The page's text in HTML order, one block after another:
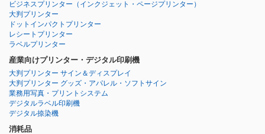
ビジネスプリンター （インクジェット・ページプリンター）
大判プリンター
ドットインパクトプリンター
レシートプリンター
ラベルプリンター
産業向けプリンター・デジタル印刷機
大判プリンター サイン＆ディスプレイ
大判プリンター グッズ・アパレル・ソフトサイン
業務用写真・プリントシステム
デジタルラベル印刷機
デジタル捺染機
消耗品